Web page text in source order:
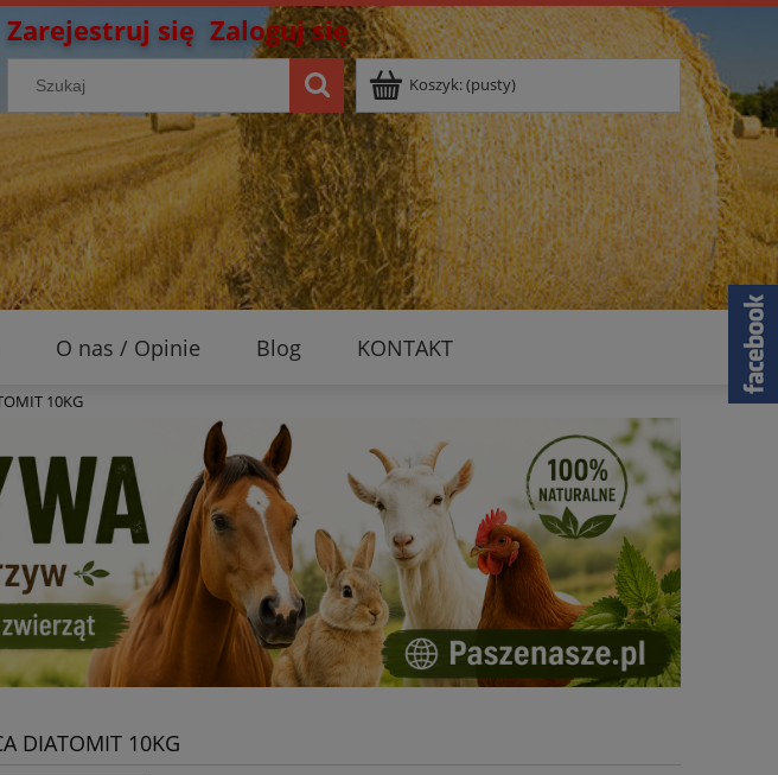
Zarejestruj się Zaloguj się
Koszyk:(pusty)
O nas / Opinie Blog KONTAKT
10KG
DIATOMIT 10KG